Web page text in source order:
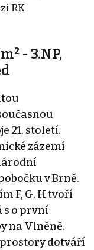
RK
- 3.NP,
21. století.
zázemí
v Brně.
F, G, H tvoří
s o první
na Vlněně.
dotváří